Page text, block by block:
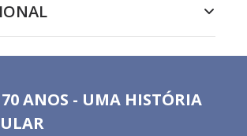
70 ANOS - UMA HISTÓRIA